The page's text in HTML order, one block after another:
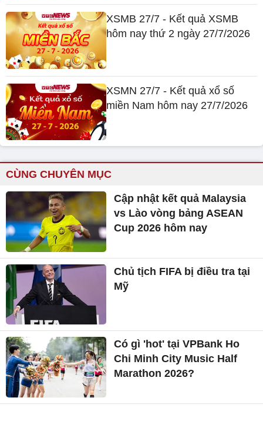
XSMB 27/7 - Kết quả XSMB
hôm nay thứ 2 ngày 27/7/2026
XSMN 27/7 - Kết quả xổ số
miền Nam hôm nay 27/7/2026
CÙNG CHUYÊN MỤC
Cập nhật kết quả Malaysia
vs Lào vòng bảng ASEAN
Cup 2026 hôm nay
Chủ tịch FIFA bị điều tra tại
Mỹ
Có gì 'hot' tại VPBank Ho
Chi Minh City Music Half
Marathon 2026?